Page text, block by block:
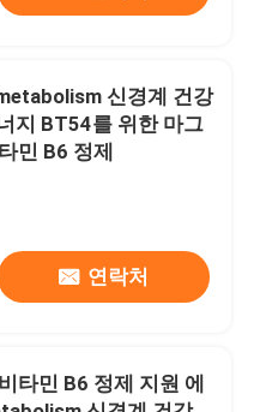
신경계 건강
지 BT54를 위한 마그
민 B6 정제
연락처
타민 B6 정제 지원 에